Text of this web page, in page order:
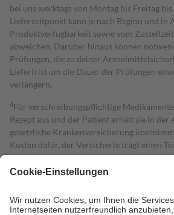
bei uns werktags von Montag bis Freitag
Lieferzeitpunkt kann je nach Region und in
Produktverfügbarkeit sowie vom
abweichen. Darüber hinaus können
Prüfungen, die zu deiner
Lieferfrist um die Dauer der Prüfungen
verlängern.
4Für verschreibungspflichtige
Rezept aus und der Patient erhält sie in der
gesetzliche Krankenversicherung
Kosten dafür, der Versicherte trägt einen
mit.
Grundsätzlich leisten Mitglieder
höchstens zehn Euro.
Es sind jedoch nie
Kosten der Leistung zu entrichten.